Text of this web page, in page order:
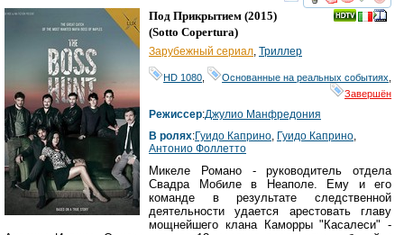
смотреть
Под Прикрытием (2015)
(Sotto Copertura)
Зарубежный сериал, Триллер
HD 1080 Основанные на реальных событиях
Завершён
Режиссер:Джулио Манфредония
В ролях:Гуидо Каприно, Гуидо Каприно,
Антонио Фоллетто
Микеле Романо - руководитель отдела
Свадра Мобиле в Неаполе. Ему и его
команде в результате следственной
деятельности удается арестовать главу
мощнейшего клана Каморры "Касалеси" -